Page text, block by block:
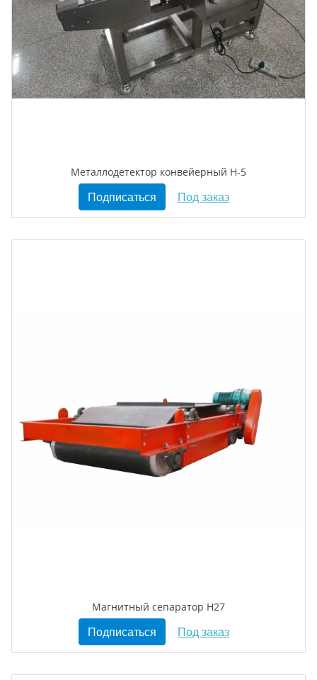
Металлодетектор конвейерный Н-5
Подписаться Под заказ
Магнитный сепаратор H27
Подписаться Под заказ